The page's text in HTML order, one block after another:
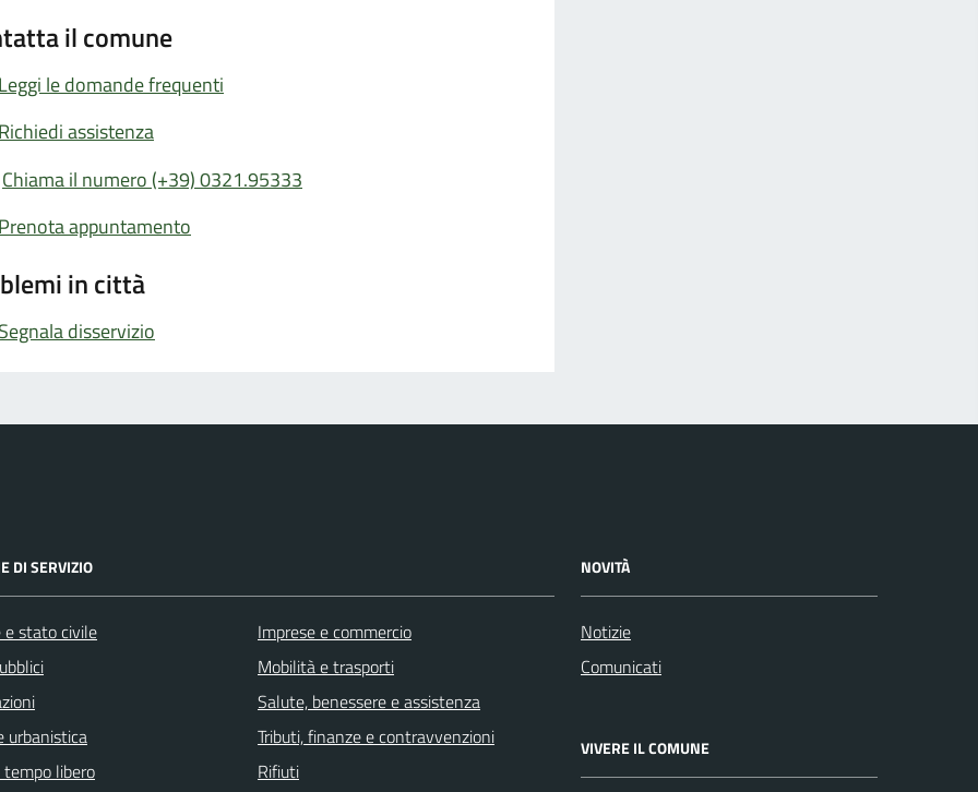
il comune
Leggi le domande frequenti
Richiedi assistenza
Chiama il numero (+39) 0321.95333
Prenota appuntamento
in città
Segnala disservizio
DI SERVIZIO
e stato civile
urbanistica
libero
Imprese e commercio
Mobilità e trasporti
Salute, benessere e assistenza
Tributi, finanze e contravvenzioni
Rifiuti
NOVITÀ
Notizie
Comunicati
VIVERE IL COMUNE